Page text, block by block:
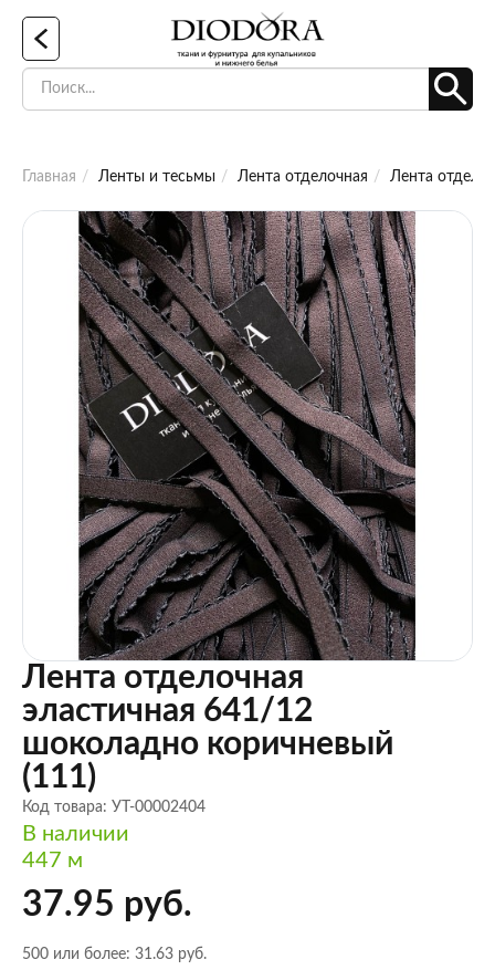
Главная Ленты и тесьмы Лента отделочная Лента
Лента отделочная
эластичная 641/12
шоколадно коричневый
(111)
Код товара: УТ-00002404
В наличии
447 м
37.95 руб.
500 или более: 31.63 руб.